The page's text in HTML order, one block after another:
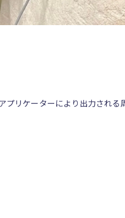
リケーターにより出力され